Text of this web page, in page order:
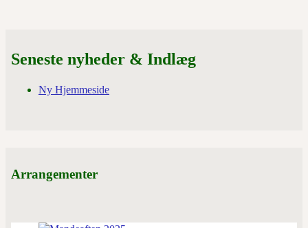
Seneste nyheder & Indlæg
Ny Hjemmeside
Arrangementer